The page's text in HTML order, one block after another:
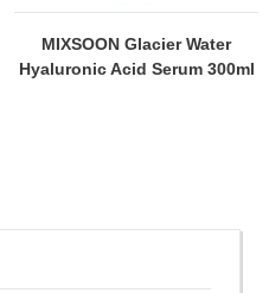
MIXSOON Glacier Water
Hyaluronic Acid Serum 300ml